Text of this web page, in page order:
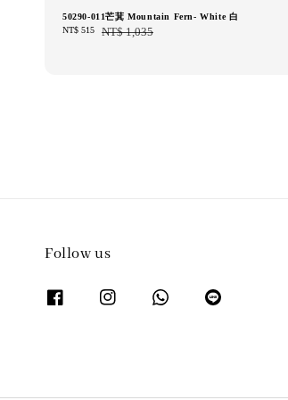
50290-011芒萁 Mountain Fern- White 白
Sale
NT$ 515
Regular
NT$ 1,035
Follow us